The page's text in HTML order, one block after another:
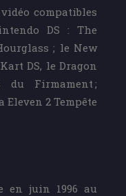
compatibles
DS : The
; le New
DS, le Dragon
Firmament ;
2 Tempête
en juin 1996 au